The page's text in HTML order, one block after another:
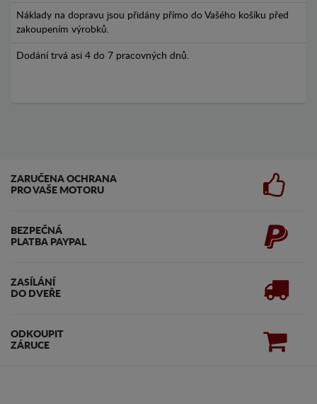
Náklady na dopravu jsou přidány přímo do Vašého košíku před
zakoupením výrobků.
Dodání trvá asi 4 do 7 pracovných dnů.
ZARUČENA OCHRANA
PRO VAŠE MOTORU
BEZPEČNÁ
PLATBA PAYPAL
ZASÍLÁNÍ
DO DVEŘE
ODKOUPIT
ZÁRUCE